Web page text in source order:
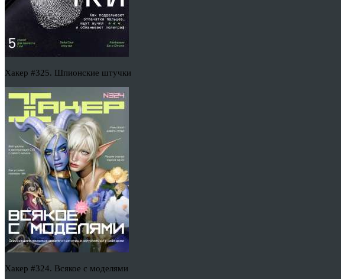
Хакер #325. Шпионские штучки
Хакер #324. Всякое с моделями